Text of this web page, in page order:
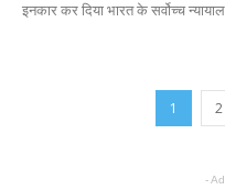
इनकार कर दिया भारत के सर्वोच्च
1 2
-